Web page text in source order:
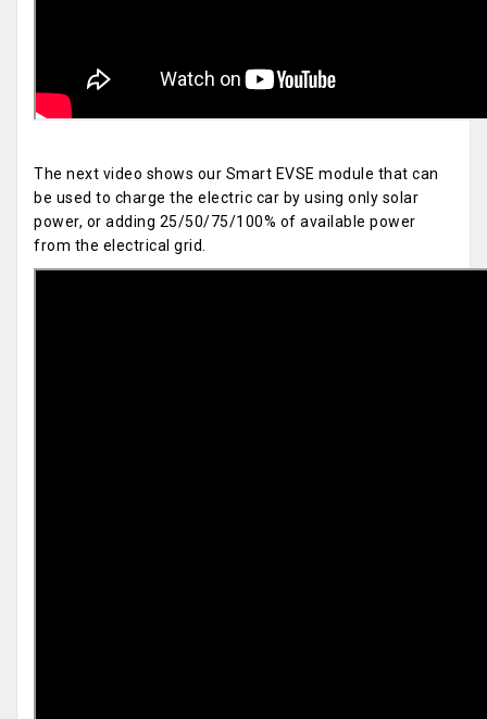
The next video shows our Smart EVSE module that can
be used to charge the electric car by using only solar
power, or adding 25/50/75/100% of available power
from the electrical grid.